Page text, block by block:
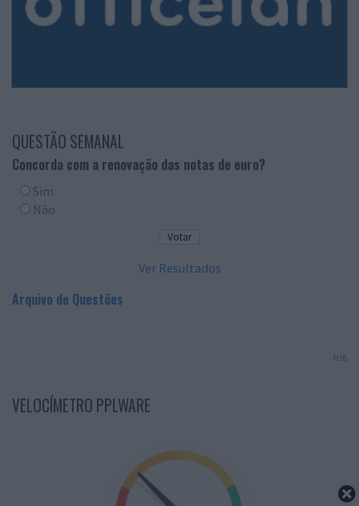
QUESTÃO SEMANAL
Concorda com a renovação das notas de euro?
Sim
Não
Ver Resultados
Arquivo de Questões
PUB
VELOCÍMETRO PPLWARE